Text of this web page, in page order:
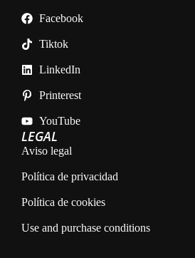
LEGAL
Aviso legal
Política de privacidad
Política de cookies
Use and purchase conditions
Facebook
Tiktok
LinkedIn
Printerest
YouTube